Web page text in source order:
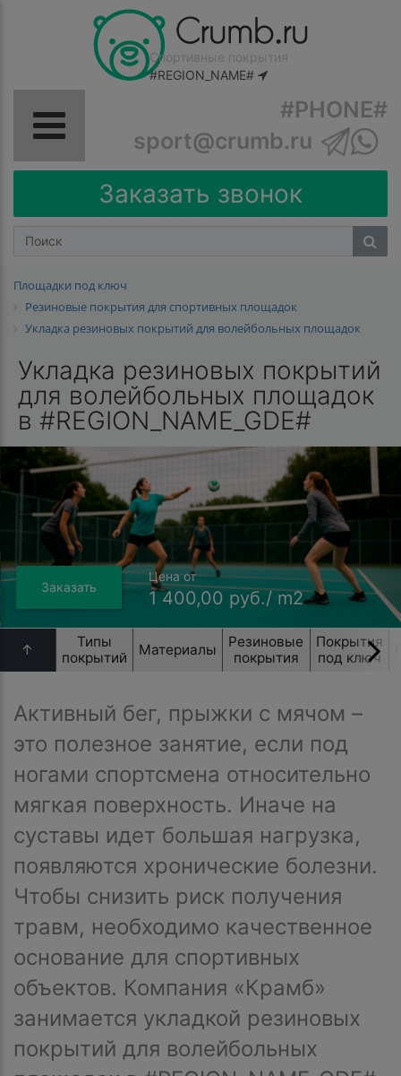
Спортивные покрытия
#REGION_NAME#
#PHONE#
sport@crumb.ru
Заказать звонок
Площадки под ключ
Резиновые покрытия для спортивных площадок
Укладка резиновых покрытий для волейбольных площадок
Укладка резиновых покрытий
для волейбольных площадок
в #REGION_NAME_GDE#
Заказать
Цена от
1 400,00 руб./ m2
↑
Типы
покрытий
Материалы
Резиновые
покрытия
Покрытия
под ключ
Активный бег, прыжки с мячом –
это полезное занятие, если под
ногами спортсмена относительно
мягкая поверхность. Иначе на
суставы идет большая нагрузка,
появляются хронические болезни.
Чтобы снизить риск получения
травм, необходимо качественное
основание для спортивных
объектов. Компания «Крамб»
занимается укладкой резиновых
покрытий для волейбольных